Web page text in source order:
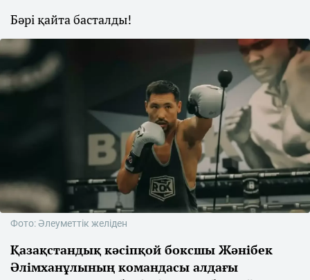
Бәрі қайта басталды!
Фото: Әлеуметтік желіден
Қазақстандық кәсіпқой боксшы Жәнібек
Әлімханұлының командасы алдағы